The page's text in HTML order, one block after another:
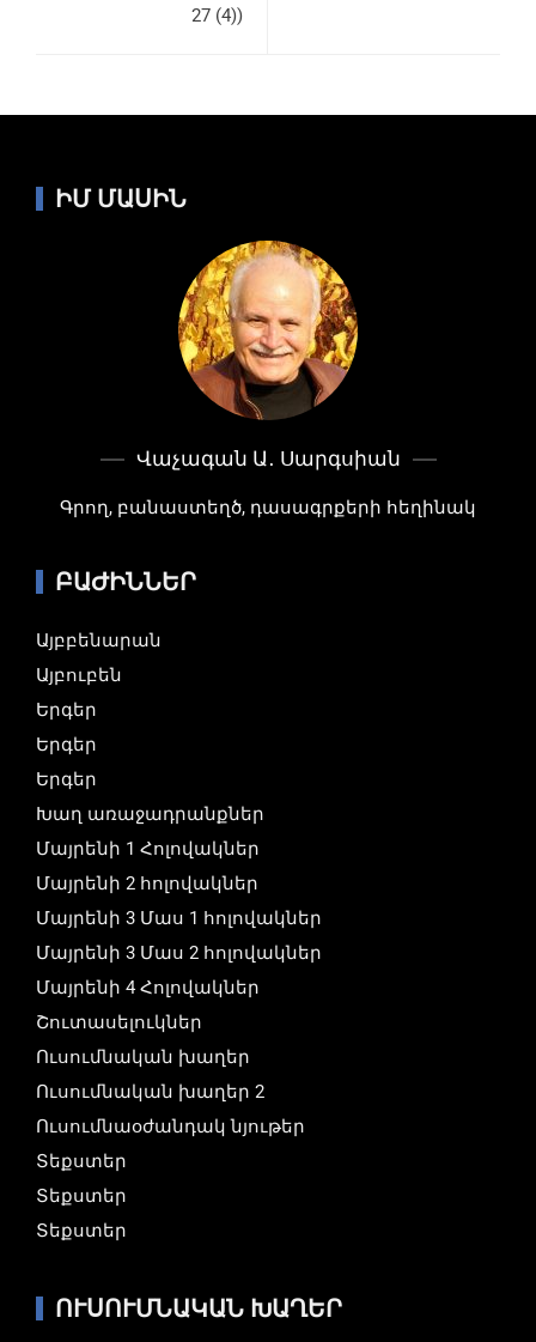
27 (4))
ԻՄ ՄԱՍԻՆ
Վաչագան Ա․ Սարգսիան
Գրող, բանաստեղծ, դասագրքերի հեղինակ
ԲԱԺԻՆՆԵՐ
Այբբենարան
Այբուբեն
Երգեր
Երգեր
Երգեր
Խաղ առաջադրանքներ
Մայրենի 1 Հոլովակներ
Մայրենի 2 հոլովակներ
Մայրենի 3 Մաս 1 հոլովակներ
Մայրենի 3 Մաս 2 հոլովակներ
Մայրենի 4 Հոլովակներ
Շուտասելուկներ
Ուսումնական խաղեր
Ուսումնական խաղեր 2
Ուսումնաօժանդակ նյութեր
Տեքստեր
Տեքստեր
Տեքստեր
ՈՒՍՈՒՄՆԱԿԱՆ ԽԱՂԵՐ